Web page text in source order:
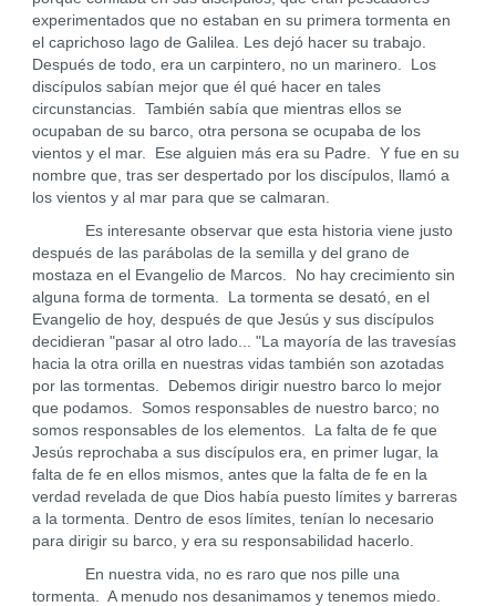
experimentados que no estaban en su primera tormenta en
el caprichoso lago de Galilea. Les dejó hacer su trabajo.
Después de todo, era un carpintero, no un marinero. Los
discípulos sabían mejor que él qué hacer en tales
circunstancias. También sabía que mientras ellos se
ocupaban de su barco, otra persona se ocupaba de los
vientos y el mar. Ese alguien más era su Padre. Y fue en su
nombre que, tras ser despertado por los discípulos, llamó a
los vientos y al mar para que se calmaran.
Es interesante observar que esta historia viene justo
después de las parábolas de la semilla y del grano de
mostaza en el Evangelio de Marcos. No hay crecimiento sin
alguna forma de tormenta. La tormenta se desató, en el
Evangelio de hoy, después de que Jesús y sus discípulos
decidieran "pasar al otro lado... "La mayoría de las travesías
hacia la otra orilla en nuestras vidas también son azotadas
por las tormentas. Debemos dirigir nuestro barco lo mejor
que podamos. Somos responsables de nuestro barco; no
somos responsables de los elementos. La falta de fe que
Jesús reprochaba a sus discípulos era, en primer lugar, la
falta de fe en ellos mismos, antes que la falta de fe en la
verdad revelada de que Dios había puesto límites y barreras
a la tormenta. Dentro de esos límites, tenían lo necesario
para dirigir su barco, y era su responsabilidad hacerlo.
En nuestra vida, no es raro que nos pille una
tormenta. A menudo nos desanimamos y tenemos miedo.